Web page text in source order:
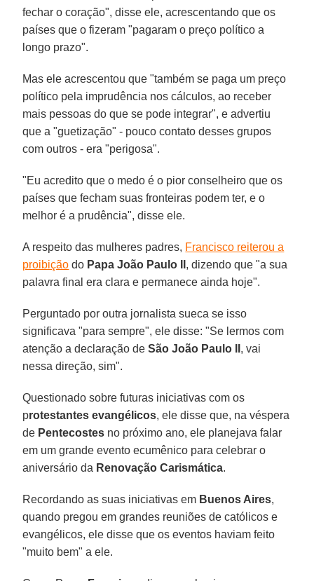
fechar o coração", disse ele, acrescentando que os
países que o fizeram "pagaram o preço político a
longo prazo".
Mas ele acrescentou que "também se paga um preço
político pela imprudência nos cálculos, ao receber
mais pessoas do que se pode integrar", e advertiu
que a "guetização" - pouco contato desses grupos
com outros - era "perigosa".
"Eu acredito que o medo é o pior conselheiro que os
países que fecham suas fronteiras podem ter, e o
melhor é a prudência", disse ele.
A respeito das mulheres padres, Francisco reiterou a
proibição do Papa João Paulo II , dizendo que "a sua
palavra final era clara e permanece ainda hoje".
Perguntado por outra jornalista sueca se isso
significava "para sempre", ele disse: "Se lermos com
atenção a declaração deSão João Paulo II , vai
nessa direção, sim".
Questionado sobre futuras iniciativas com os
protestantes evangélicos, ele disse que, na véspera
de Pentecostes no próximo ano, ele planejava falar
em um grande evento ecumênico para celebrar o
aniversário da Renovação Carismática.
Recordando as suas iniciativas em Buenos Aires,
quando pregou em grandes reuniões de católicos e
evangélicos, ele disse que os eventos haviam feito
"muito bem" a ele.